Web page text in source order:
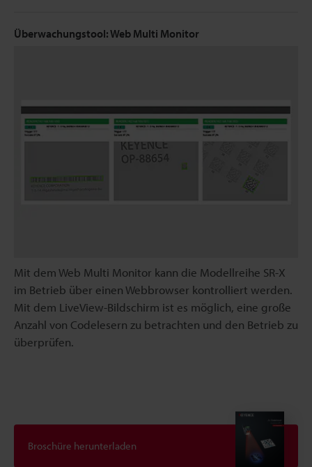
Überwachungstool: Web Multi Monitor
Mit dem Web Multi Monitor kann die Modellreihe SR-X
im Betrieb über einen Webbrowser kontrolliert werden.
Mit dem LiveView-Bildschirm ist es möglich, eine große
Anzahl von Codelesern zu betrachten und den Betrieb zu
überprüfen.
Broschüre herunterladen